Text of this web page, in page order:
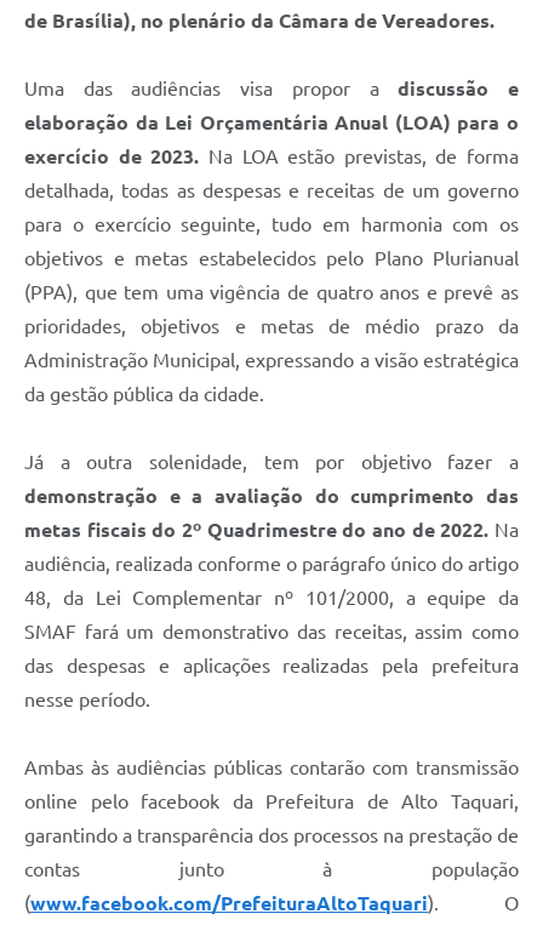
de Brasília), no plenário da Câmara de Vereadores.
Uma das audiências visa propor adiscussão e
elaboração da Lei Orçamentária Anual (LOA) para o
exercício de 2023. Na LOA estão previstas, de forma
detalhada, todas as despesas e receitas de um governo
para o exercício seguinte, tudo em harmonia com os
objetivos e metas estabelecidos pelo Plano Plurianual
(PPA), que tem uma vigência de quatro anos e prevê as
prioridades, objetivos e metas de médio prazo da
Administração Municipal, expressando a visão estratégica
da gestão pública da cidade.
Já a outra solenidade, tem por objetivo fazer a
demonstração e a avaliação do cumprimento das
metas fiscais do 2º Quadrimestre do ano de 2022. Na
audiência, realizada conforme o parágrafo único do artigo
48, da Lei Complementar nº 101/2000, a equipe da
SMAF fará um demonstrativo das receitas, assim como
das despesas e aplicações realizadas pela prefeitura
nesse período.
Ambas às audiências públicas contarão com transmissão
online pelo facebook da Prefeitura de Alto Taquari,
garantindo a transparência dos processos na prestação de
contas junto à população
(www.facebook.com/PrefeituraAltoTaquari). O